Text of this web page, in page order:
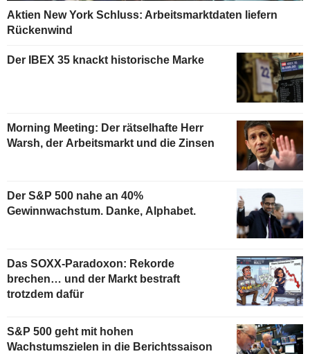
Aktien New York Schluss: Arbeitsmarktdaten liefern
Rückenwind
Der IBEX 35 knackt historische Marke
Morning Meeting: Der rätselhafte Herr
Warsh, der Arbeitsmarkt und die Zinsen
Der S&P 500 nahe an 40%
Gewinnwachstum. Danke, Alphabet.
Das SOXX-Paradoxon: Rekorde
brechen… und der Markt bestraft
trotzdem dafür
S&P 500 geht mit hohen
Wachstumszielen in die Berichtssaison